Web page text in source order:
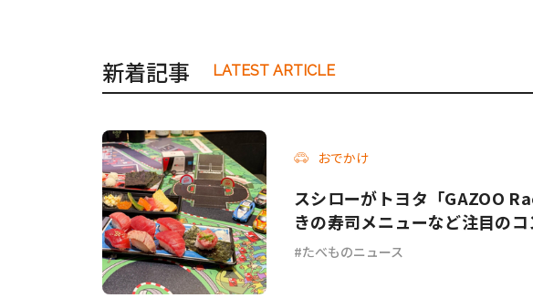
新着記事 LATEST ARTICLE
おでかけ
スシローがトヨタ「GAZOO
きの寿司メニューなど注目のコ
たべものニュース